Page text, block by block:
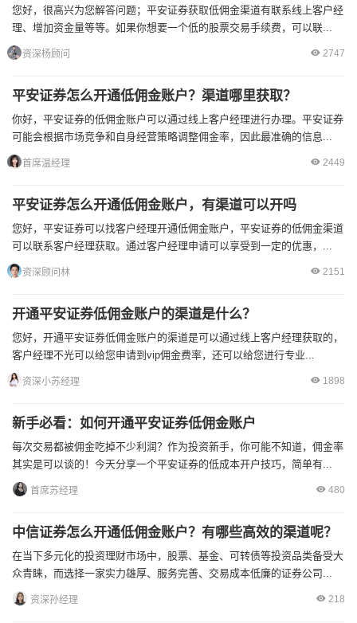
您好，很高兴为您解答问题；平安证券获取低佣金渠道有联系线上客户经
理、增加资金量等等。如果你想要一个低的股票交易手续费，可以联...
资深杨顾问 2747
平安证券怎么开通低佣金账户？渠道哪里获取？
你好，平安证券的低佣金账户可以通过线上客户经理进行办理。平安证券
可能会根据市场竞争和自身经营策略调整佣金率，因此最准确的信息...
首席温经理 2449
平安证券怎么开通低佣金账户，有渠道可以开吗
您好，平安证券可以找客户经理开通低佣金账户，平安证券的低佣金渠道
可以联系客户经理获取。通过客户经理申请可以享受到一定的优惠，...
资深顾问林 2151
开通平安证券低佣金账户的渠道是什么？
您好，开通平安证券低佣金账户的渠道是可以通过线上客户经理获取的，
客户经理不光可以给您申请到vip佣金费率，还可以给您进行专业...
资深小苏经理 1898
新手必看：如何开通平安证券低佣金账户
每次交易都被佣金吃掉不少利润？作为投资新手，你可能不知道，佣金率
其实是可以谈的！今天分享一个平安证券的低成本开户技巧，简单有...
首席苏经理 480
中信证券怎么开通低佣金账户？有哪些高效的渠道呢？
在当下多元化的投资理财市场中，股票、基金、可转债等投资品类备受大
众青睐，而选择一家实力雄厚、服务完善、交易成本低廉的证券公司...
资深孙经理 218